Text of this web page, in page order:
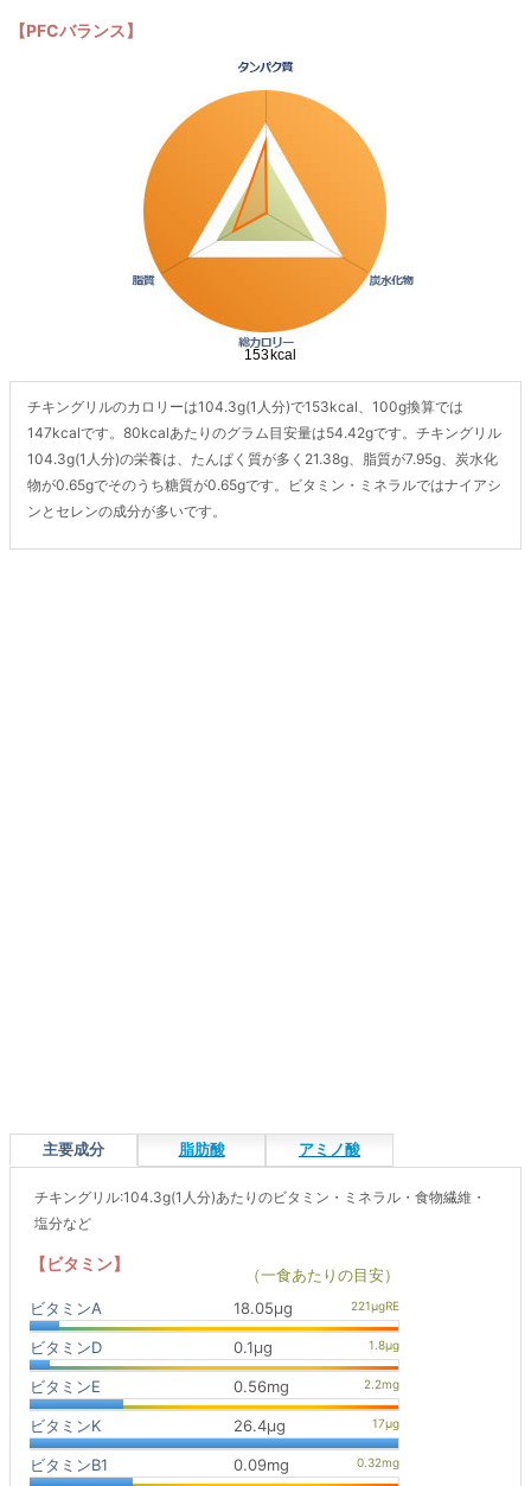
【PFCバランス】
チキングリルのカロリーは104.3g(1人分)で153kcal、100g換算では
147kcalです。80kcalあたりのグラム目安量は54.42gです。チキングリル
104.3g(1人分)の栄養は、たんぱく質が多く21.38g、脂質が7.95g、炭水化
物が0.65gでそのうち糖質が0.65gです。ビタミン・ミネラルではナイアシ
ンとセレンの成分が多いです。
主要成分 脂肪酸 アミノ酸
チキングリル:104.3g(1人分)あたりのビタミン・ミネラル・食物繊維・
塩分など
【ビタミン】
（一食あたりの目安）
ビタミンA
18.05μg
ビタミンD 0.1μg
ビタミンE 0.56mg
ビタミンK 26.4μg
ビタミンB1 0.09mg